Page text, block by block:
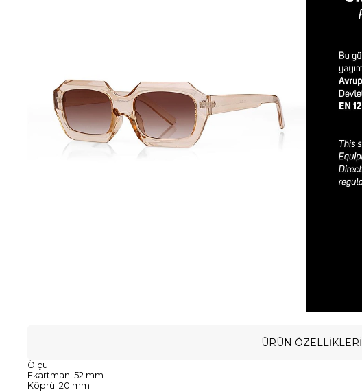
ÜRÜN ÖZELLIKLERI
Ölçü:
Ekartman: 52 mm
Köprü: 20 mm